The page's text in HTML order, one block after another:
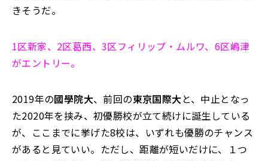
きそうだ。
1区新家、2区葛西、3区フィリップ・ムルワ、6区嶋津
がエントリー。
2019年の國學院大、前回の東京国際大と、中止となっ
た2020年を挟み、初優勝校が立て続けに誕生している
が、ここまでに挙げた8校は、いずれも優勝のチャンス
があると見ていい。ただし、距離が短いだけに、１つ